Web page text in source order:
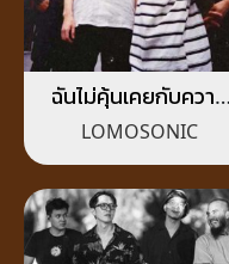
ฉันไม่คุ้นเคยกับความ
เหงา (LONELINESS)
LOMOSONIC